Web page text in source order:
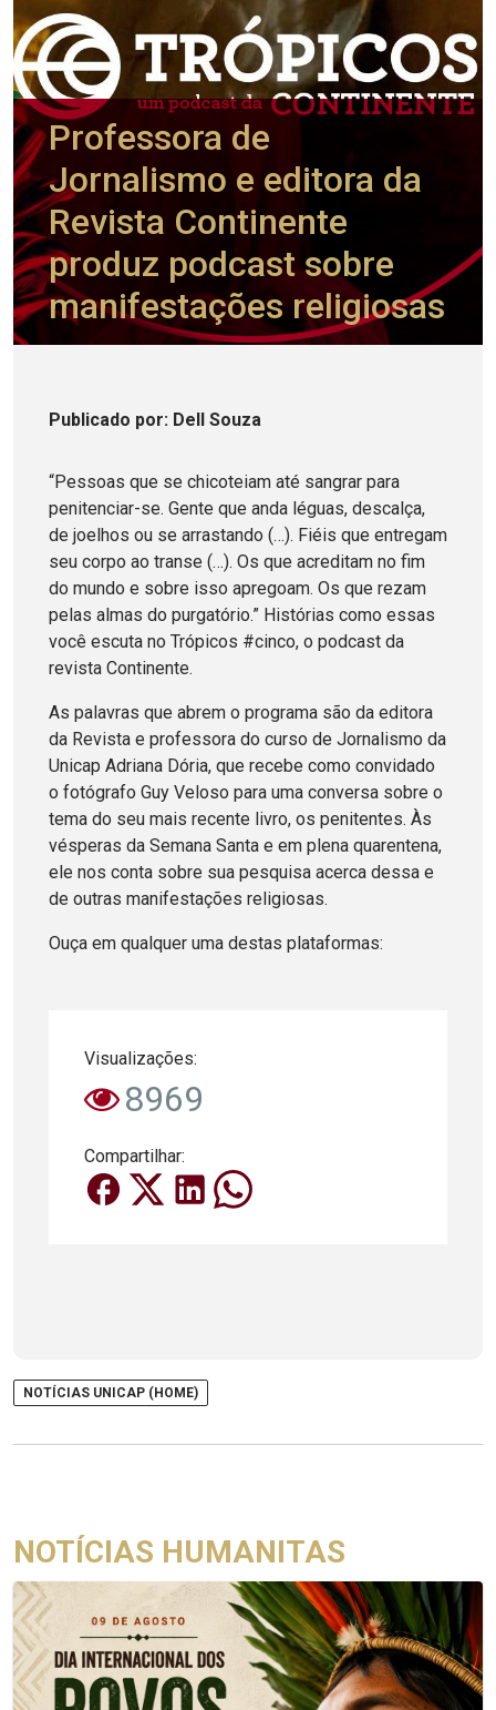
Professora de
Jornalismo e editora da
Revista Continente
produz podcast sobre
manifestações religiosas
Publicado por: Dell Souza
“Pessoas que se chicoteiam até sangrar para
penitenciar-se. Gente que anda léguas, descalça,
de joelhos ou se arrastando (…). Fiéis que entregam
seu corpo ao transe (…). Os que acreditam no fim
do mundo e sobre isso apregoam. Os que rezam
pelas almas do purgatório.” Histórias como essas
você escuta no Trópicos #cinco, o podcast da
revista Continente.
As palavras que abrem o programa são da editora
da Revista e professora do curso de Jornalismo da
Unicap Adriana Dória, que recebe como convidado
o fotógrafo Guy Veloso para uma conversa sobre o
tema do seu mais recente livro, os penitentes. Às
vésperas da Semana Santa e em plena quarentena,
ele nos conta sobre sua pesquisa acerca dessa e
de outras manifestações religiosas.
Ouça em qualquer uma destas plataformas:
Visualizações:
8969
Compartilhar:
NOTÍCIAS UNICAP (HOME)
NOTÍCIAS HUMANITAS